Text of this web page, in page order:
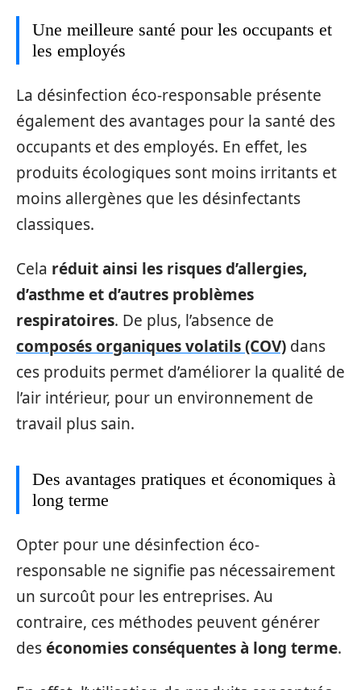
Une meilleure santé pour les occupants et
les employés
La désinfection éco-responsable présente
également des avantages pour la santé des
occupants et des employés. En effet, les
produits écologiques sont moins irritants et
moins allergènes que les désinfectants
classiques.
Cela réduit ainsi les risques d’allergies,
d’asthme et d’autres problèmes
respiratoires. De plus, l’absence de
composés organiques volatils (COV) dans
ces produits permet d’améliorer la qualité de
l’air intérieur, pour un environnement de
travail plus sain.
Des avantages pratiques et économiques à
long terme
Opter pour une désinfection éco-
responsable ne signifie pas nécessairement
un surcoût pour les entreprises. Au
contraire, ces méthodes peuvent générer
deséconomies conséquentes à long terme.